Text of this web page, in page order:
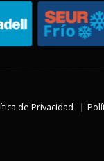
de Privacidad